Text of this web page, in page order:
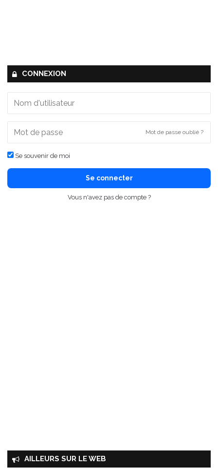
CONNEXION
Mot de passe oublié ?
Se souvenir de moi
Se connecter
Vous n'avez pas de compte ?
AILLEURS SUR LE WEB